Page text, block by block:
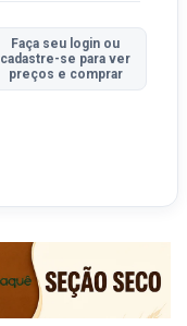
Faça seu login ou
cadastre-se para ver
preços e comprar